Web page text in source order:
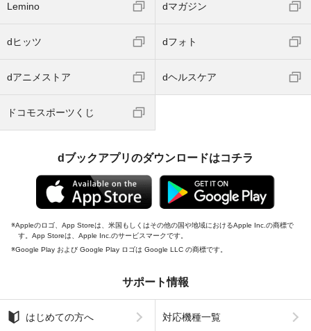
Lemino dマガジン
dヒッツ dフォト
dアニメストア dヘルスケア
ドコモスポーツくじ
dブックアプリのダウンロードはコチラ
Appleのロゴ、App Storeは、米国もしくはその他の国や地域におけるApple Inc.の商標で
す。App Storeは、Apple Inc.のサービスマークです。
Google Play および Google Play ロゴは Google LLC の商標です。
サポート情報
はじめての方へ 対応機種一覧